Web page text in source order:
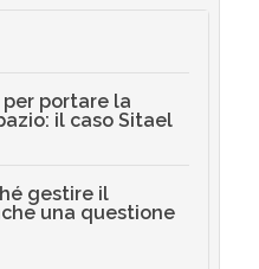
portare la
il caso Sitael
gestire il
una questione